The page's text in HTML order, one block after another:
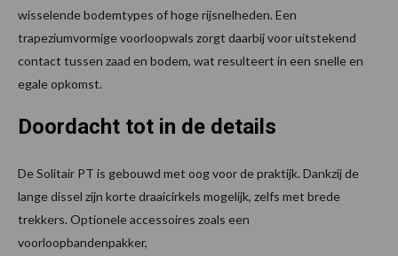
wisselende bodemtypes of hoge rijsnelheden. Een
trapeziumvormige voorloopwals zorgt daarbij voor uitstekend
contact tussen zaad en bodem, wat resulteert in een snelle en
egale opkomst.
Doordacht tot in de details
De Solitair PT is gebouwd met oog voor de praktijk. Dankzij de
lange dissel zijn korte draaicirkels mogelijk, zelfs met brede
trekkers. Optionele accessoires zoals een
voorloopbandenpakker,